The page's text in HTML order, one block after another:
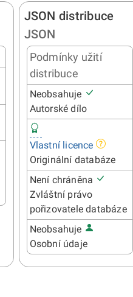
JSON distribuce
JSON
Podmínky užití
distribuce
Neobsahuje
Autorské dílo
Vlastní licence
Originální databáze
Není chráněna
Zvláštní právo
pořizovatele databáze
Neobsahuje
Osobní údaje